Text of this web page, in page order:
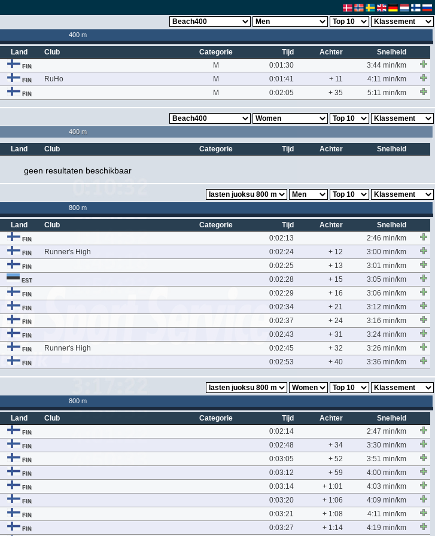
400 m
Land Club Categorie Tijd Achter
Snelheid
FIN M 0:01:30
3:44 min/km
FIN RuHo M 0:01:41 + 11
4:11 min/km
FIN M 0:02:05 + 35 5:11 min/km
400 m
Land Club Categorie Tijd Achter Snelheid
geen resultaten beschikbaar
800 m
Land Club Categorie Tijd Achter
Snelheid
FIN 0:02:13
2:46 min/km
FIN Runner's High 0:02:24 + 12
3:00 min/km
FIN 0:02:25 + 13
3:01 min/km
EST 0:02:28 + 15
3:05 min/km
FIN 0:02:29 + 16
3:06 min/km
FIN 0:02:34 + 21
3:12 min/km
FIN 0:02:37 + 24
3:16 min/km
FIN 0:02:43 + 31
3:24 min/km
FIN Runner's High 0:02:45 + 32
3:26 min/km
FIN 0:02:53 + 40 3:36 min/km
800 m
Land Club Categorie Tijd Achter
Snelheid
FIN 0:02:14
2:47 min/km
FIN 0:02:48 + 34
3:30 min/km
FIN 0:03:05 + 52
3:51 min/km
FIN 0:03:12 + 59
4:00 min/km
FIN 0:03:14 + 1:01
4:03 min/km
FIN 0:03:20 + 1:06
4:09 min/km
FIN 0:03:21 + 1:08
4:11 min/km
FIN 0:03:27 + 1:14 4:19 min/km